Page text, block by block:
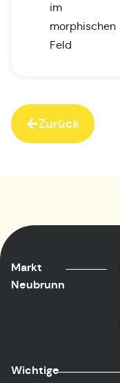
im
morphischen
Feld
Zurück
Markt
Neubrunn
Wichtige